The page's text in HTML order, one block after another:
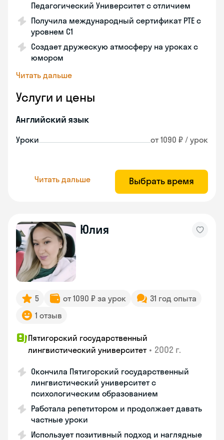
Педагогический Университет с отличием
Получила международный сертификат PTE с
уровнем C1
Создает дружескую атмосферу на уроках с
юмором
Читать дальше
Услуги и цены
Английский язык
Уроки от 1090 ₽ / урок
Читать дальше Выбрать время
Юлия
5 от 1090 ₽ за урок
31 год опыта
1 отзыв
Пятигорский государственный
лингвистический университет • 2002 г.
Окончила Пятигорский государственный
лингвистический университет с
психологическим образованием
Работала репетитором и продолжает давать
частные уроки
Использует позитивный подход и наглядные